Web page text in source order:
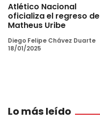
Atlético Nacional
oficializa el regreso de
Matheus Uribe
Diego Felipe Chávez Duarte
18/01/2025
Lo más leído